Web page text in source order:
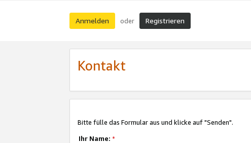
Anmelden oder Registrieren
Kontakt
Bitte fülle das Formular aus und klicke auf "Senden".
Ihr Name: *